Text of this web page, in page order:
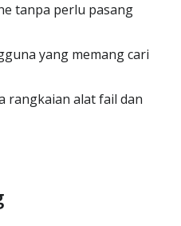
tanpa perlu pasang
yang memang cari
rangkaian alat fail dan